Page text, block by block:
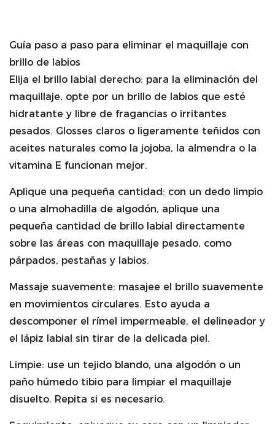
Guía paso a paso para eliminar el maquillaje con
brillo de labios
Elija el brillo labial derecho: para la eliminación del
maquillaje, opte por un brillo de labios que esté
hidratante y libre de fragancias o irritantes
pesados. Glosses claros o ligeramente teñidos con
aceites naturales como la jojoba, la almendra o la
vitamina E funcionan mejor.
Aplique una pequeña cantidad: con un dedo limpio
o una almohadilla de algodón, aplique una
pequeña cantidad de brillo labial directamente
sobre las áreas con maquillaje pesado, como
párpados, pestañas y labios.
Massaje suavemente: masajee el brillo suavemente
en movimientos circulares. Esto ayuda a
descomponer el rímel impermeable, el delineador y
el lápiz labial sin tirar de la delicada piel.
Limpie: use un tejido blando, una algodón o un
paño húmedo tibio para limpiar el maquillaje
disuelto. Repita si es necesario.